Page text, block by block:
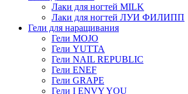
Лаки для ногтей MILK
Лаки для ногтей ЛУИ ФИЛИПП
Гели для наращивания
Гели MOJO
Гели YUTTA
Гели NAIL REPUBLIC
Гели ENEF
Гели GRAPE
Гели I ENVY YOU